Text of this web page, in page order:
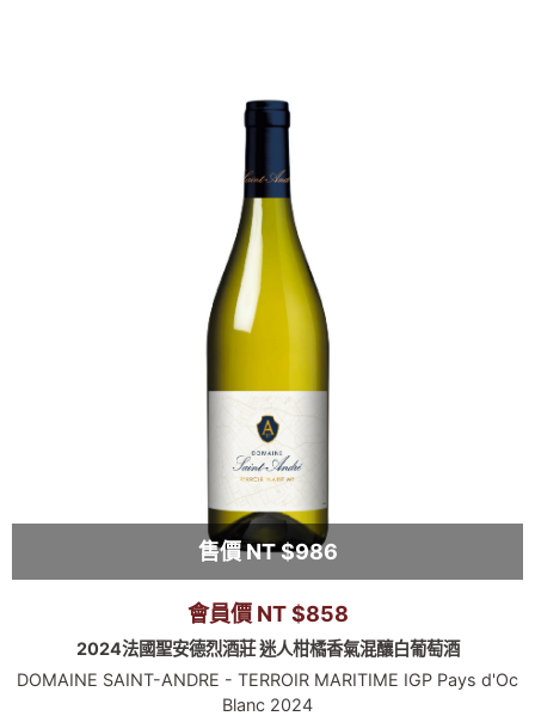
售價 NT $986
會員價 NT $858
2024法國聖安德烈酒莊 迷人柑橘香氣混釀白葡萄酒
DOMAINE SAINT-ANDRE - TERROIR MARITIME IGP Pays d'Oc
Blanc 2024